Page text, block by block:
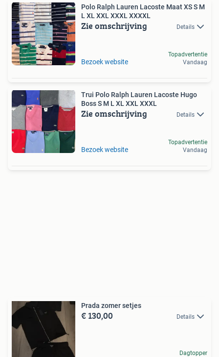
Polo Ralph Lauren Lacoste Maat XS S M
L XL XXL XXXL XXXXL
Zie omschrijving Details
Bezoek website
Topadvertentie
Vandaag
Trui Polo Ralph Lauren Lacoste Hugo
Boss S M L XL XXL XXXL
Zie omschrijving Details
Bezoek website
Topadvertentie
Vandaag
Prada zomer setjes
€ 130,00 Details
Dagtopper